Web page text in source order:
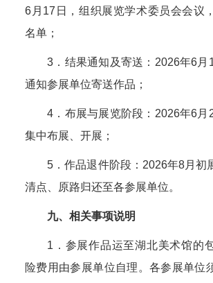
6月17日，组织展览学术委员会会议
名单；
3．结果通知及寄送：2026年6
通知参展单位寄送作品；
4．布展与展览阶段：2026年6
集中布展、开展；
5．作品退件阶段：2026年8月初
清点、原路归还至各参展单位。
九、相关事项说明
1．参展作品运至湖北美术馆的
险费用由参展单位自理。各参展单位